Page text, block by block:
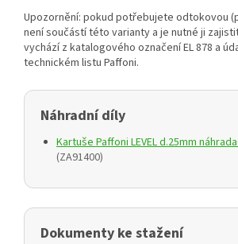
Upozornění: pokud potřebujete odtokovou
není součástí této varianty a je nutné ji
vychází z katalogového označení EL 878 a
technickém listu Paffoni.
Náhradní díly
Kartuše Paffoni LEVEL d.25mm
(ZA91400)
Dokumenty ke stažení